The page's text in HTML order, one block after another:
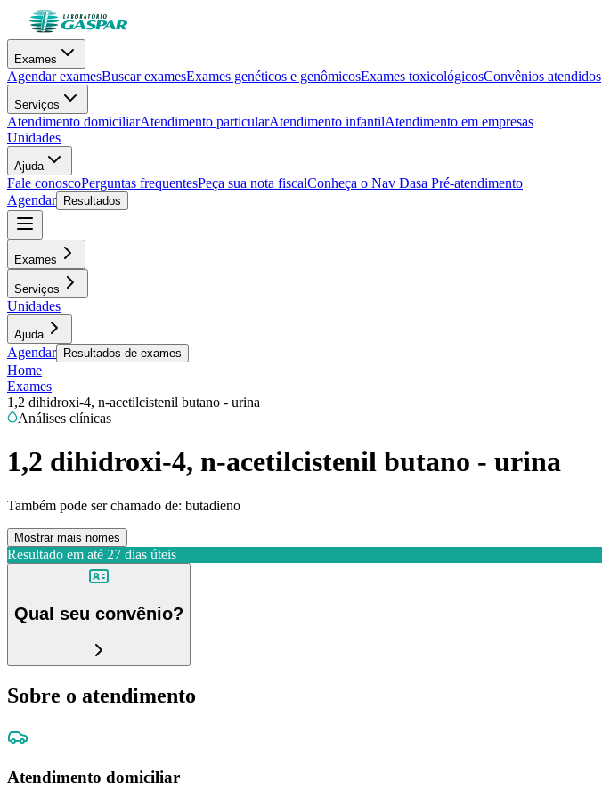
Exames
Agendar examesBuscar examesExames genéticos e genômicosExames toxicológicosConvênios atendidos
Serviços
Atendimento domiciliarAtendimento particularAtendimento infantilAtendimento em empresas
Unidades
Ajuda
Fale conoscoPerguntas frequentesPeça sua nota fiscalConheça o Nav Dasa Pré-atendimento
Agendar
Resultados
Exames
Serviços
Unidades
Ajuda
Agendar Resultados de exames
Home
Exames
1,2 dihidroxi-4, n-acetilcistenil butano - urina
Análises clínicas
1,2 dihidroxi-4, n-acetilcistenil butano - urina
Também pode ser chamado de: butadieno
Mostrar mais nomes
Resultado em até 27 dias úteis
Qual seu convênio?
Sobre o atendimento
Atendimento domiciliar